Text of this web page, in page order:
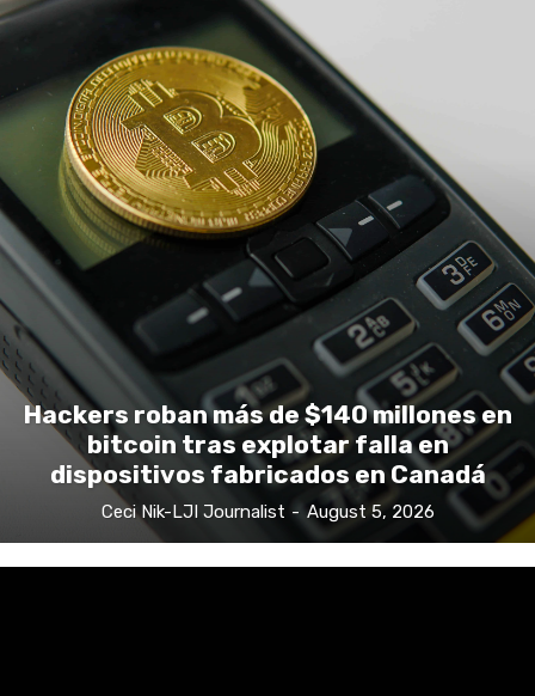
Hackers roban más de $140 millones en
bitcoin tras explotar falla en
dispositivos fabricados en Canadá
Ceci Nik-LJI Journalist - August 5, 2026